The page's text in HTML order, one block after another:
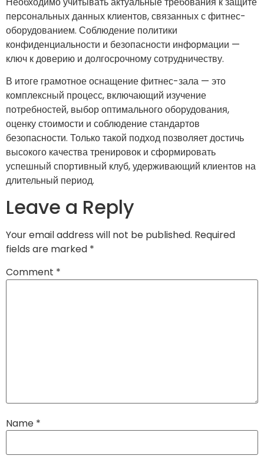
персональных данных клиентов, связанных с фитнес-
оборудованием. Соблюдение политики
конфиденциальности и безопасности информации —
ключ к доверию и долгосрочному сотрудничеству.
В итоге грамотное оснащение фитнес-зала — это
комплексный процесс, включающий изучение
потребностей, выбор оптимального оборудования,
оценку стоимости и соблюдение стандартов
безопасности. Только такой подход позволяет достичь
высокого качества тренировок и сформировать
успешный спортивный клуб, удерживающий клиентов на
длительный период.
Leave a Reply
Your email address will not be published. Required
fields are marked *
Comment *
Name *